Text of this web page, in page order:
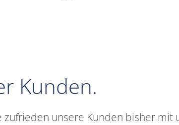
Kunden.
unsere Kunden bisher mit